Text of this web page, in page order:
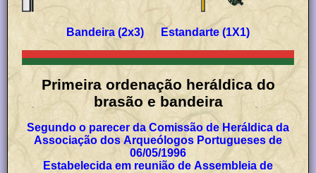
Bandeira (2x3) Estandarte (1X1)
Primeira ordenação heráldica do
brasão e bandeira
Segundo o parecer da Comissão de Heráldica da
Associação dos Arqueólogos Portugueses de
06/05/1996
Estabelecida em reunião de Assembleia de